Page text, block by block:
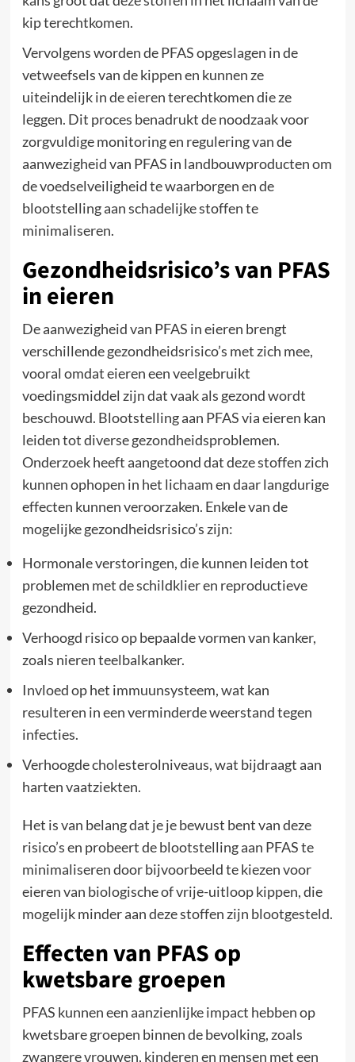
kip terechtkomen.
Vervolgens worden de PFAS opgeslagen in de
vetweefsels van de kippen en kunnen ze
uiteindelijk in de eieren terechtkomen die ze
leggen. Dit proces benadrukt de noodzaak voor
zorgvuldige monitoring en regulering van de
aanwezigheid van PFAS in landbouwproducten om
de voedselveiligheid te waarborgen en de
blootstelling aan schadelijke stoffen te
minimaliseren.
Gezondheidsrisico’s van PFAS
in eieren
De aanwezigheid van PFAS in eieren brengt
verschillende gezondheidsrisico’s met zich mee,
vooral omdat eieren een veelgebruikt
voedingsmiddel zijn dat vaak als gezond wordt
beschouwd. Blootstelling aan PFAS via eieren kan
leiden tot diverse gezondheidsproblemen.
Onderzoek heeft aangetoond dat deze stoffen zich
kunnen ophopen in het lichaam en daar langdurige
effecten kunnen veroorzaken. Enkele van de
mogelijke gezondheidsrisico’s zijn:
Hormonale verstoringen, die kunnen leiden tot
problemen met de schildklier en reproductieve
gezondheid.
Verhoogd risico op bepaalde vormen van kanker,
zoals nieren teelbalkanker.
Invloed op het immuunsysteem, wat kan
resulteren in een verminderde weerstand tegen
infecties.
Verhoogde cholesterolniveaus, wat bijdraagt aan
harten vaatziekten.
Het is van belang dat je je bewust bent van deze
risico’s en probeert de blootstelling aan PFAS te
minimaliseren door bijvoorbeeld te kiezen voor
eieren van biologische of vrije-uitloop kippen, die
mogelijk minder aan deze stoffen zijn blootgesteld.
Effecten van PFAS op
kwetsbare groepen
PFAS kunnen een aanzienlijke impact hebben op
kwetsbare groepen binnen de bevolking, zoals
zwangere vrouwen, kinderen en mensen met een